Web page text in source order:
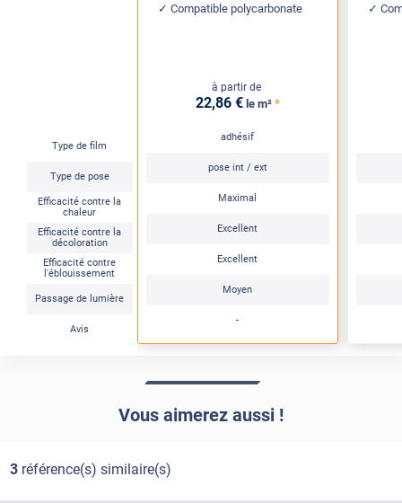
Type de film
Type de pose
Efficacité contre la
chaleur
Efficacité contre la
décoloration
Efficacité contre
l'éblouissement
Passage de lumière
Avis
Compatible polycarbonate
à partir de
22,86 € le m² *
adhésif
pose int / ext
Maximal
Excellent
Excellent
Moyen
-
Vous aimerez aussi !
3référence(s) similaire(s)